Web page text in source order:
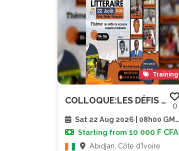
Training
COLLOQUE:LES DÉFIS DE LA JEUNE...
0
Sat 22 Aug 2026 | 08h00 GMT
Starting from 10 000 F CFA
Abidjan, Côte d'Ivoire